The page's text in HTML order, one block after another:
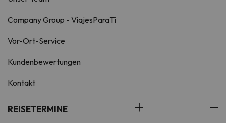
Company Group - ViajesParaTi
Vor-Ort-Service
Kundenbewertungen
Kontakt
REISETERMINE